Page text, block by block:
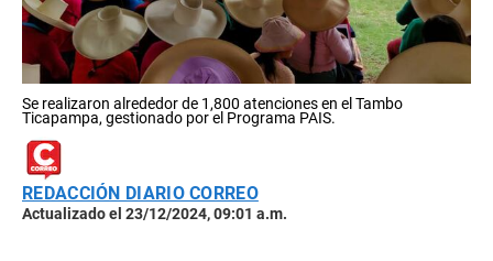
Se realizaron alrededor de 1,800 atenciones en el Tambo
Ticapampa, gestionado por el Programa PAIS.
REDACCIÓN DIARIO CORREO
Actualizado el 23/12/2024, 09:01 a.m.